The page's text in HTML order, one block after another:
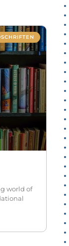
world of